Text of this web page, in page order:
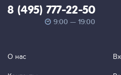
8 (495) 777-22-50
9:00 — 19:00
О нас